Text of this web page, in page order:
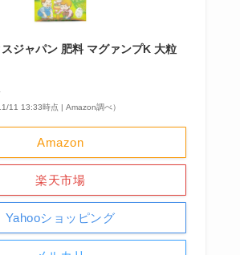
ジャパン 肥料 マグァンプK 大粒
11 13:33時点 | Amazon調べ）
Amazon
楽天市場
Yahooショッピング